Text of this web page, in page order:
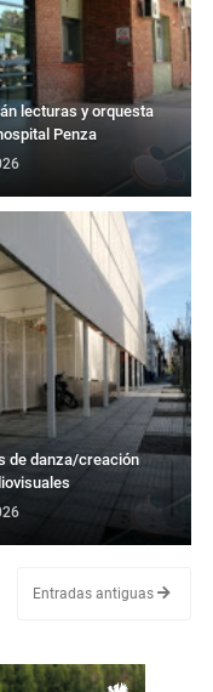
lecturas y orquesta
Penza
de danza/creación
Entradas antiguas